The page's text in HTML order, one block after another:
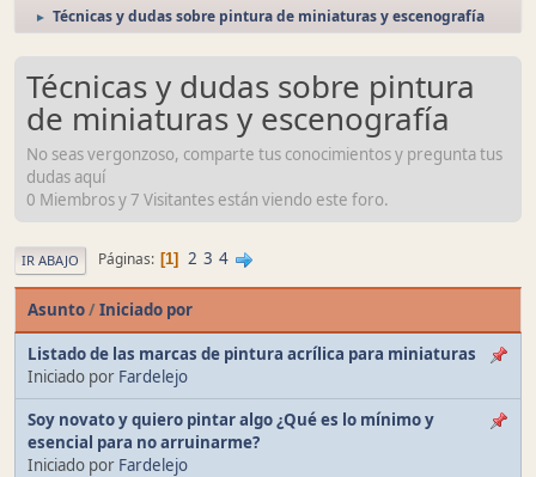
► Técnicas y dudas sobre pintura de miniaturas y escenografía
Técnicas y dudas sobre pintura
de miniaturas y escenografía
No seas vergonzoso, comparte tus conocimientos y pregunta tus
dudas aquí
0 Miembros y 7 Visitantes están viendo este foro.
IR ABAJO Páginas 1 2 3 4
Asunto/Iniciado por
Listado de las marcas de pintura acrílica para miniaturas
Iniciado por Fardelejo
Soy novato y quiero pintar algo ¿Qué es lo mínimo y
esencial para no arruinarme?
Iniciado por Fardelejo